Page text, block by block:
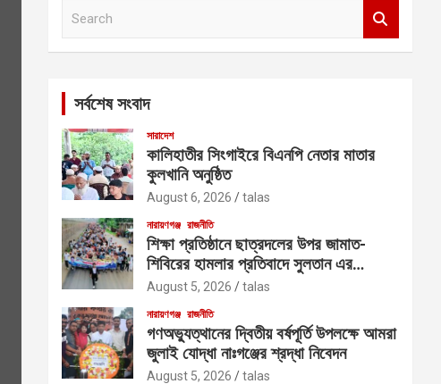
সর্বশেষ সংবাদ
সারাদেশ
কালিহাতীর সিংগাইরে বিএনপি নেতার মাতার
কুলখানি অনুষ্ঠিত
August 6, 2026 talas
নারায়ণগঞ্জ রাজনীতি
শিক্ষা প্রতিষ্ঠানে ছাত্রদলের উপর জামাত-
শিবিরের হামলার প্রতিবাদে সুলতান এর
নেতৃত্বে বিক্ষোভ
August 5, 2026 talas
নারায়ণগঞ্জ রাজনীতি
গণঅভ্যুত্থানের দ্বিতীয় বর্ষপূর্তি উপলক্ষে আমরা
জুলাই যোদ্ধা নাঃগঞ্জের শ্রদ্ধা নিবেদন
August 5, 2026 talas